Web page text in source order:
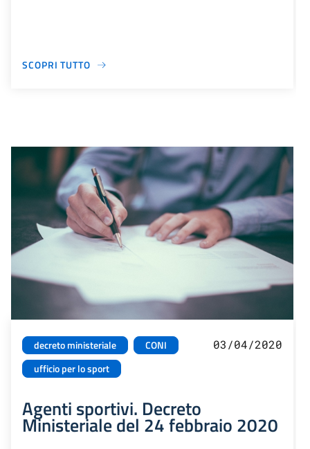
SCOPRI TUTTO
decreto ministeriale
CONI
ufficio per lo sport
03/04/2020
Agenti sportivi. Decreto
Ministeriale del 24 febbraio 2020